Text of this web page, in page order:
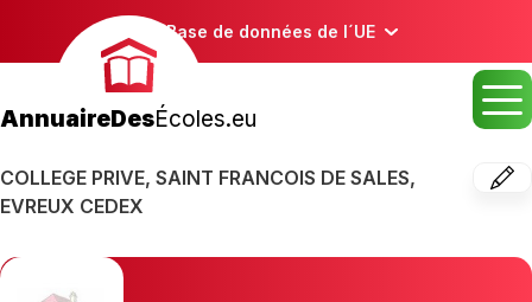
Base de données de l´UE
AnnuaireDesÉcoles.eu
COLLEGE PRIVE, SAINT FRANCOIS DE SALES,
EVREUX CEDEX